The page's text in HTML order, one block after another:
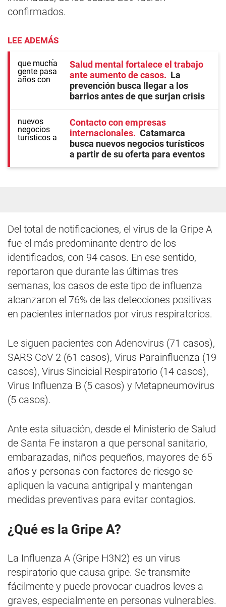
confirmados.
LEE ADEMÁS
Salud mental fortalece el trabajo
ante aumento de casos
La
prevención busca llegar a los
barrios antes de que surjan crisis
Contacto con empresas
internacionales
Catamarca
busca nuevos negocios turísticos
a partir de su oferta para eventos
Del total de notificaciones, el virus de la Gripe A
fue el más predominante dentro de los
identificados, con 94 casos. En ese sentido,
reportaron que durante las últimas tres
semanas, los casos de este tipo de influenza
alcanzaron el 76% de las detecciones positivas
en pacientes internados por virus respiratorios.
Le siguen pacientes con Adenovirus (71 casos),
SARS CoV 2 (61 casos), Virus Parainfluenza (19
casos), Virus Sincicial Respiratorio (14 casos),
Virus Influenza B (5 casos) y Metapneumovirus
(5 casos).
Ante esta situación, desde el Ministerio de Salud
de Santa Fe instaron a que personal sanitario,
embarazadas, niños pequeños, mayores de 65
años y personas con factores de riesgo se
apliquen la vacuna antigripal y mantengan
medidas preventivas para evitar contagios.
¿Qué es la Gripe A?
La Influenza A (Gripe H3N2) es un virus
respiratorio que causa gripe. Se transmite
fácilmente y puede provocar cuadros leves a
graves, especialmente en personas vulnerables.